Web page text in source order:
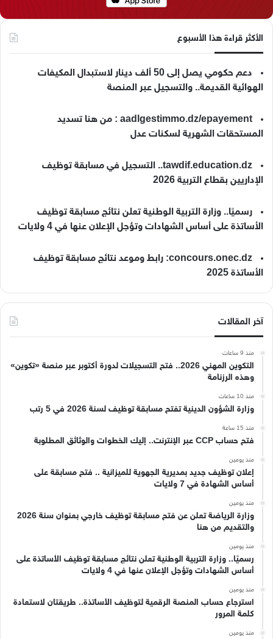
الأكثر قراءة هذا الأسبوع
دعم حكومي يصل إلى 50 ألف دينار لاستبدال المكيفات
الهوائية القديمة.. والتسجيل عبر المنصة
aadlgestimmo.dz/epayement : من هنا تسديد
المستحقات الشهرية لسكنات عدل
tawdif.education.dz.. التسجيل في مسابقة توظيف
الإداريين بقطاع التربية 2026
رسميًا.. وزارة التربية الوطنية تعلن نتائج مسابقة توظيف
الأساتذة على أساس الشهادات وتؤجل الإعلان عنها في 4 ولايات
concours.onec.dz: رابط وموعد نتائج مسابقة توظيف
الأساتذة 2025
آخر المقالات
منذ 9 ساعات
التكوين المهني 2026.. فتح التسجيلات لدورة أكتوبر عبر منصة «تكوين»
وهذه الرزنامة
منذ 10 ساعات
وزارة الشؤون الدينية تفتح مسابقة توظيف لسنة 2026 في 5 رتب
منذ 15 ساعة
فتح حساب CCP عبر الإنترنت.. إليك الخطوات والوثائق المطلوبة
منذ يومين
إعلان توظيف جديد بمديرية الجهوية للميزانية .. فتح مسابقة على
أساس الشهادة في 7 ولايات
منذ يومين
وزارة الرياضة تعلن عن فتح مسابقة توظيف خارجي بعنوان سنة 2026
والتقديم من هنا
منذ يومين
رسميًا.. وزارة التربية الوطنية تعلن نتائج مسابقة توظيف الأساتذة على
أساس الشهادات وتؤجل الإعلان عنها في 4 ولايات
منذ يومين
استرجاع حساب المنصة الرقمية لتوظيف الأساتذة.. طريقتان لاستعادة
كلمة المرور
منذ يومين